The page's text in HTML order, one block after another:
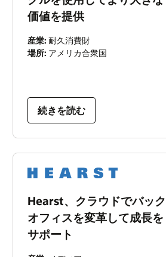
価値を提供
産業: 耐久消費財
場所: アメリカ合衆国
続きを読む
Hearst、クラウドでバック
オフィスを変革して成長を
サポート